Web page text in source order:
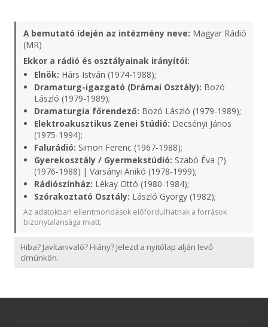
A bemutató idején az intézmény neve: Magyar Rádió
(MR)
Ekkor a rádió és osztályainak irányítói:
Elnök: Hárs István (1974-1988);
Dramaturg-igazgató (Drámai Osztály): Bozó
László (1979-1989);
Dramaturgia főrendező: Bozó László (1979-1989);
Elektroakusztikus Zenei Stúdió: Decsényi János
(1975-1994);
Falurádió: Simon Ferenc (1967-1988);
Gyerekosztály / Gyermekstúdió: Szabó Éva (?)
(1976-1988) | Varsányi Anikó (1978-1999);
Rádiószínház: Lékay Ottó (1980-1984);
Szórakoztató Osztály: László György (1982);
Az adatokban ellentmondások előfordulhatnak a források
bizonytalansága miatt.
Hiba? Javítanivaló? Hiány? Jelezd a nyitólap alján levő
címünkön.